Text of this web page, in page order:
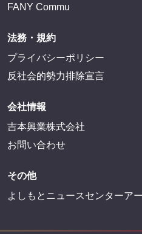
FANY Commu
法務・規約
プライバシーポリシー
反社会的勢力排除宣言
会社情報
吉本興業株式会社
お問い合わせ
その他
よしもとニュースセンターア